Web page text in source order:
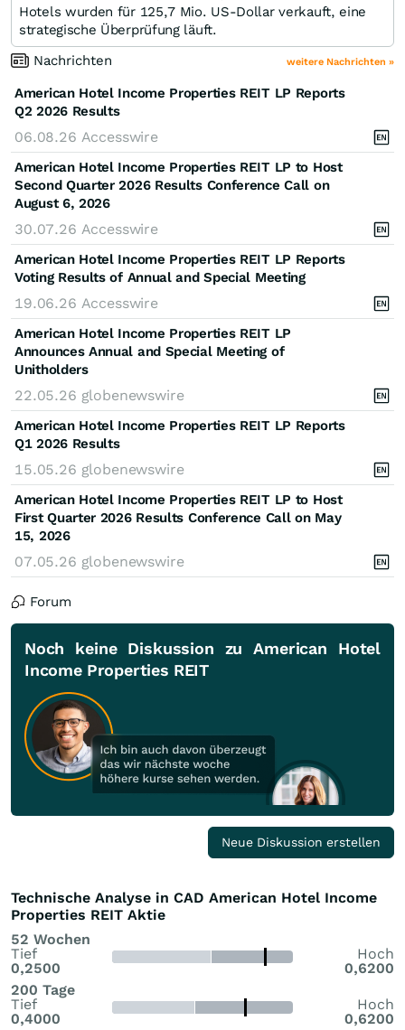
Hotels wurden für 125,7 Mio. US-Dollar verkauft, eine
strategische Überprüfung läuft.
Nachrichten
weitere Nachrichten »
American Hotel Income Properties REIT LP Reports
Q2 2026 Results
06.08.26 Accesswire
American Hotel Income Properties REIT LP to Host
Second Quarter 2026 Results Conference Call on
August 6, 2026
30.07.26 Accesswire
American Hotel Income Properties REIT LP Reports
Voting Results of Annual and Special Meeting
19.06.26 Accesswire
American Hotel Income Properties REIT LP
Announces Annual and Special Meeting of
Unitholders
22.05.26 globenewswire
American Hotel Income Properties REIT LP Reports
Q1 2026 Results
15.05.26 globenewswire
American Hotel Income Properties REIT LP to Host
First Quarter 2026 Results Conference Call on May
15, 2026
07.05.26 globenewswire
Forum
Noch keine Diskussion zu American Hotel
Income Properties REIT
Neue Diskussion erstellen
Technische Analyse in CAD American Hotel Income
Properties REIT Aktie
52 Wochen
Tief
0,2500
Hoch
0,6200
200 Tage
Tief
0,4000
Hoch
0,6200